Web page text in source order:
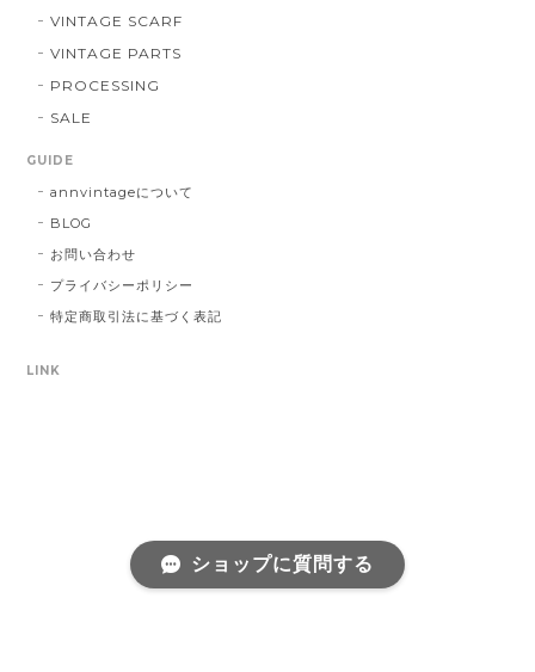
VINTAGE SCARF
VINTAGE PARTS
PROCESSING
SALE
GUIDE
annvintageについて
BLOG
お問い合わせ
プライバシーポリシー
特定商取引法に基づく表記
LINK
ショップに質問する